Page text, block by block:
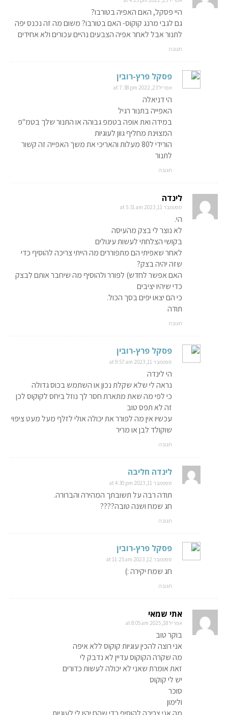
היי פסקל, האם האפיה בטורבו?
גם לגבי מרנג קוקוס- האם בטורבו? משום מה זה נכנס יפה
לתנור אבל לאחר אפיה הצבעים נהיים עכורים ולא אחידים
תגובה
פסקל פרץ-רובין
אפריל 23, 2022 at 7:38 pm
הי דניאלה
האפייה בתנור רגיל
במידה ואת אופה בטמפ גבוהה או התנור שלך בטמ"פ
המצוינת מחליף גוון לעוגיות
הורידי ל80 מעלות והאריכי את משך האפייה זה קשור
לתנור
תגובה
לינדה
ספטמבר 11, 2023 at 5:31 am
הי.
לא נוצר לי בצק מהעיסה
בקושי הצלחתי לעשות עיגולים
לאחר שאפיתי הם מתפוררים מה הייתי צריכה להוסיף כדי
שזה יהיה בצק?
האם אפשר לחדש) לפורר ולהוסיף מה שיחבר אותם לבצק
כדי שיהיו יציבים
כי הם יצאו יפים בסך הכול.
תודה
תגובה
פסקל פרץ-רובין
ספטמבר 11, 2023 at 9:57 am
הי לינדה
נראה לי שלא שקלת נכון או השתמש בכוס גדולה
כי לפי מה שאת מתארת חסר לך נוזל ביחס לקוקוס לכן
זה לא תפס טוב
עכשיו אין מה לפורר את יכולה אולי לזלף מעל מעט ציפוי
שוקולד לבן או מריר
תגובה
לינדה חליבה
ספטמבר 11, 2023 at 4:30 pm
תודה רבה על תשובתך המהירה והברורה.
חג שמח ושנה טובה????
תגובה
פסקל פרץ-רובין
ספטמבר 12, 2023 at 11:25 am
חג שמח יקירה :)
תגובה
אתי שמאי
אפריל 18, 2025 at 8:05 am
בוקר טוב
אני רוצה להכין עוגיות קוקוס ללא איפה
מה שקרה הקוקוס עדיין לא נדבק לי
זאת אומרת שאני לא יכולה לעשות כדורים
יש לי קוקוס
סוכר
ולימון